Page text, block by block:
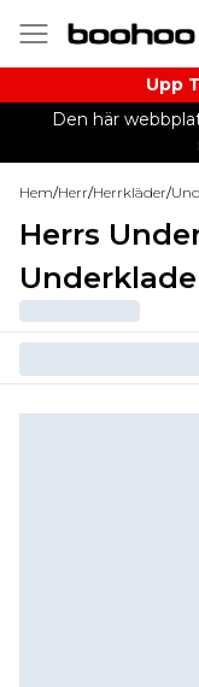
Upp
Den här
Hem/Herr/Herrkläder/
Herrs